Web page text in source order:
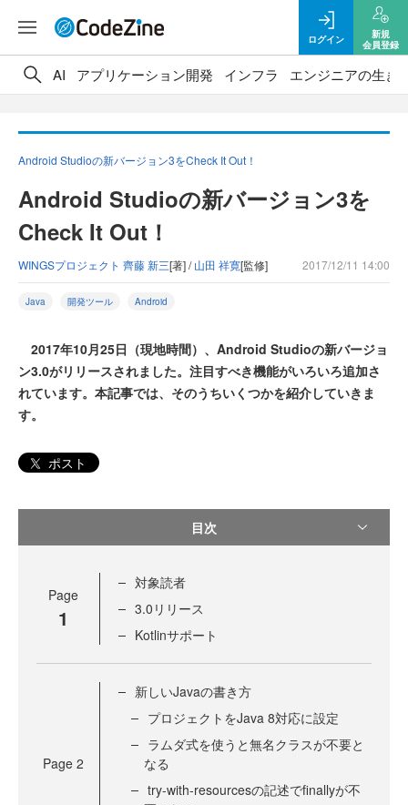
ログイン
新規
会員登録
AI アプリケーション開発 インフラ エンジニアの生き
Android Studioの新バージョン3をCheck It Out！
Android Studioの新バージョン3を
Check It Out！
WINGSプロジェクト 齊藤 新三[著] /山田 祥寛[監修] 2017/12/11 14:00
Java 開発ツール Android
2017年10月25日（現地時間）、Android Studioの新バージョ
ン3.0がリリースされました。注目すべき機能がいろいろ追加さ
れています。本記事では、そのうちいくつかを紹介していきま
す。
ポスト
目次
Page
1
対象読者
3.0リリース
Kotlinサポート
Page 2
新しいJavaの書き方
プロジェクトをJava 8対応に設定
ラムダ式を使うと無名クラスが不要と
なる
try-with-resourcesの記述でfinallyが不